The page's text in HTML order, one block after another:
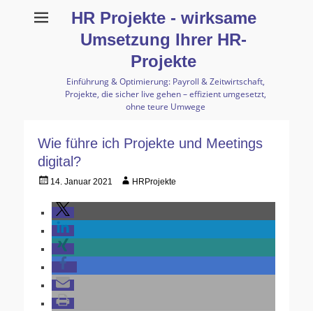
HR Projekte - wirksame
Umsetzung Ihrer HR-
Projekte
Einführung & Optimierung: Payroll & Zeitwirtschaft,
Projekte, die sicher live gehen – effizient umgesetzt,
ohne teure Umwege
Wie führe ich Projekte und Meetings
digital?
Gepostet
14. Januar 2021 AutorHRProjekte